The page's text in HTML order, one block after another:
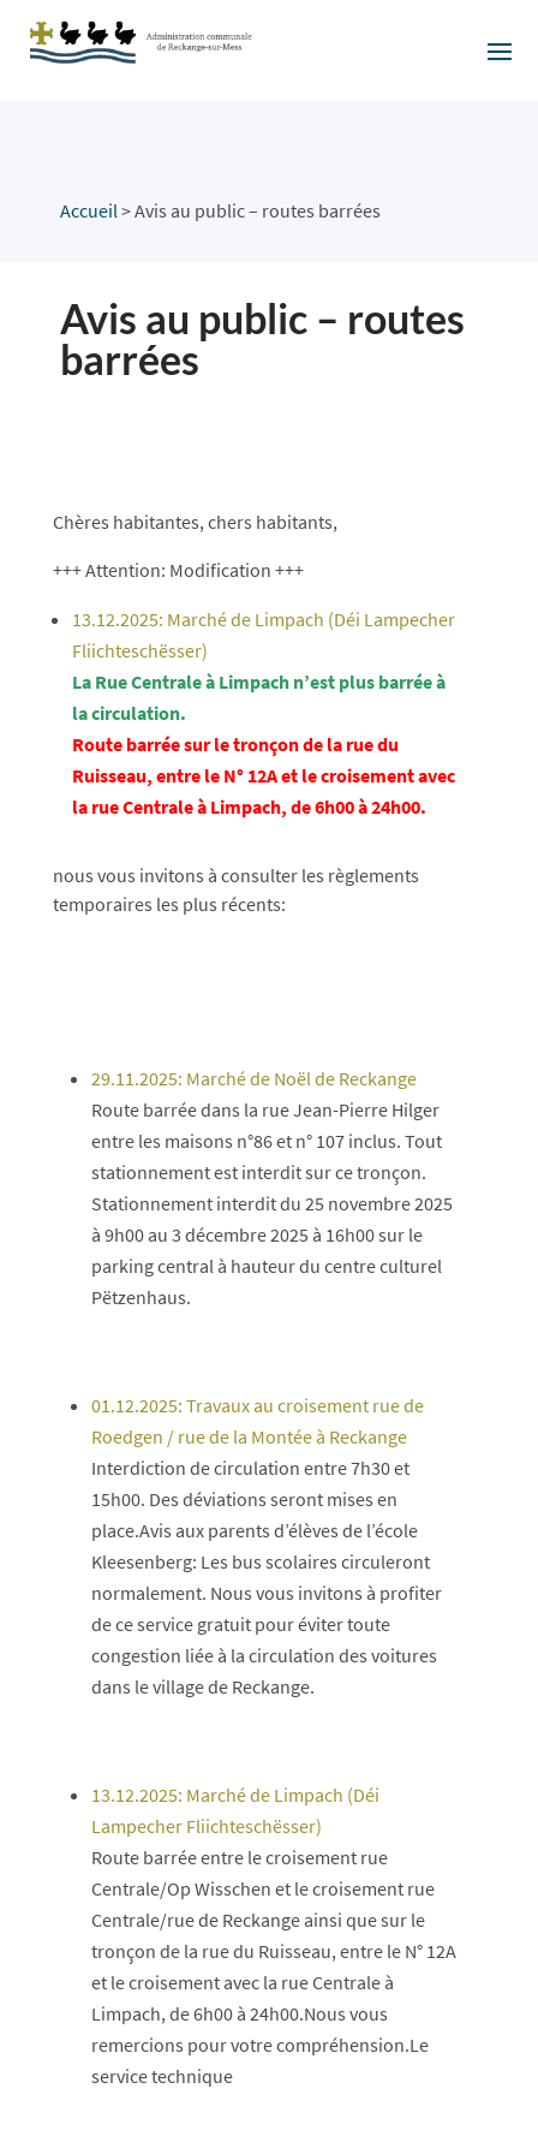
Accueil >Avis au public – routes barrées
Avis au public – routes
barrées
Chères habitantes, chers habitants,
+++ Attention: Modification +++
13.12.2025: Marché de Limpach (Déi Lampecher
Fliichteschësser)
La Rue Centrale à Limpach n’est plus barrée à
la circulation.
Route barrée sur le tronçon de la rue du
Ruisseau, entre le N° 12A et le croisement avec
la rue Centrale à Limpach, de 6h00 à 24h00.
nous vous invitons à consulter les règlements
temporaires les plus récents:
29.11.2025: Marché de Noël de Reckange
Route barrée dans la rue Jean-Pierre Hilger
entre les maisons n°86 et n° 107 inclus. Tout
stationnement est interdit sur ce tronçon.
Stationnement interdit du 25 novembre 2025
à 9h00 au 3 décembre 2025 à 16h00 sur le
parking central à hauteur du centre culturel
Pëtzenhaus.
01.12.2025: Travaux au croisement rue de
Roedgen / rue de la Montée à Reckange
Interdiction de circulation entre 7h30 et
15h00. Des déviations seront mises en
place.Avis aux parents d’élèves de l’école
Kleesenberg: Les bus scolaires circuleront
normalement. Nous vous invitons à profiter
de ce service gratuit pour éviter toute
congestion liée à la circulation des voitures
dans le village de Reckange.
13.12.2025: Marché de Limpach (Déi
Lampecher Fliichteschësser)
Route barrée entre le croisement rue
Centrale/Op Wisschen et le croisement rue
Centrale/rue de Reckange ainsi que sur le
tronçon de la rue du Ruisseau, entre le N° 12A
et le croisement avec la rue Centrale à
Limpach, de 6h00 à 24h00.Nous vous
remercions pour votre compréhension.Le
service technique